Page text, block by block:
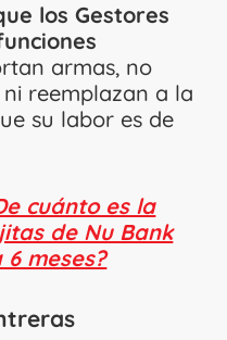
los Gestores
armas, no
reemplazan a la
su labor es de
cuánto es la
de Nu Bank
meses?